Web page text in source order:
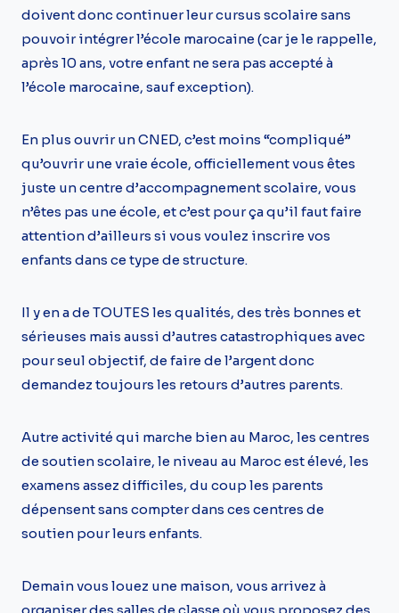
doivent donc continuer leur cursus scolaire sans
pouvoir intégrer l’école marocaine (car je le rappelle,
après 10 ans, votre enfant ne sera pas accepté à
l’école marocaine, sauf exception).
En plus ouvrir un CNED, c’est moins “compliqué”
qu’ouvrir une vraie école, officiellement vous êtes
juste un centre d’accompagnement scolaire, vous
n’êtes pas une école, et c’est pour ça qu’il faut faire
attention d’ailleurs si vous voulez inscrire vos
enfants dans ce type de structure.
Il y en a de TOUTES les qualités, des très bonnes et
sérieuses mais aussi d’autres catastrophiques avec
pour seul objectif, de faire de l’argent donc
demandez toujours les retours d’autres parents.
Autre activité qui marche bien au Maroc, les centres
de soutien scolaire, le niveau au Maroc est élevé, les
examens assez difficiles, du coup les parents
dépensent sans compter dans ces centres de
soutien pour leurs enfants.
Demain vous louez une maison, vous arrivez à